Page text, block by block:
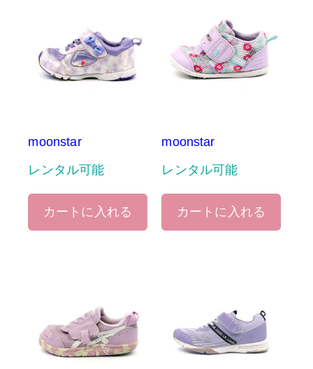
moonstar
レンタル可能
カートに入れる
moonstar
レンタル可能
カートに入れる